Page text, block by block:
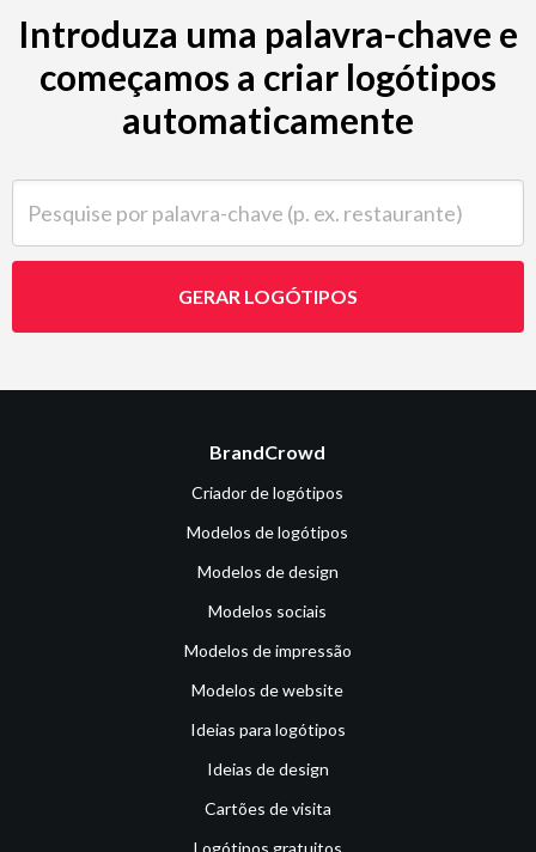
Introduza uma palavra-chave e
começamos a criar logótipos
automaticamente
GERAR LOGÓTIPOS
BrandCrowd
Criador de logótipos
Modelos de logótipos
Modelos de design
Modelos sociais
Modelos de impressão
Modelos de website
Ideias para logótipos
Ideias de design
Cartões de visita
Logótipos gratuitos